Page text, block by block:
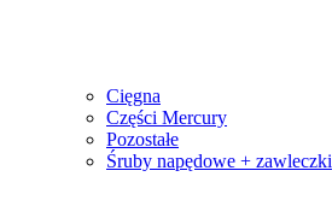
Cięgna
Części Mercury
Pozostałe
Śruby napędowe + zawleczki